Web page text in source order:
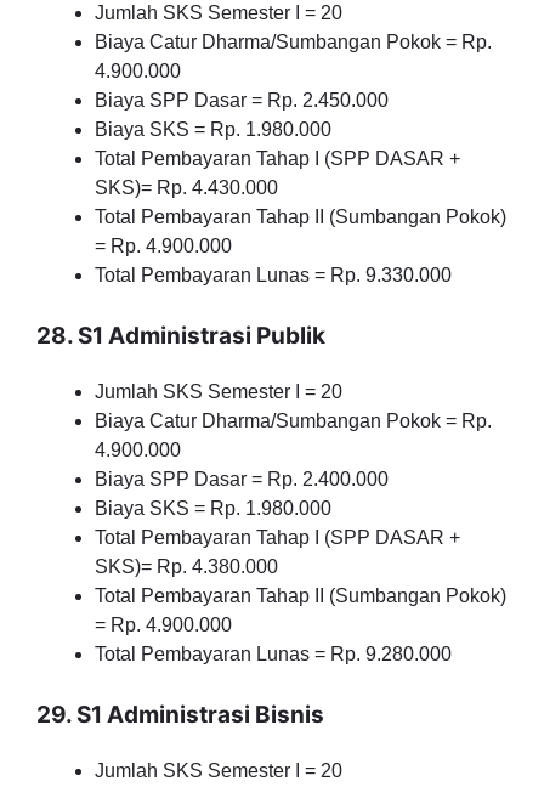
Jumlah SKS Semester I = 20
Biaya Catur Dharma/Sumbangan Pokok = Rp.
4.900.000
Biaya SPP Dasar = Rp. 2.450.000
Biaya SKS = Rp. 1.980.000
Total Pembayaran Tahap I (SPP DASAR +
SKS)= Rp. 4.430.000
Total Pembayaran Tahap II (Sumbangan Pokok)
= Rp. 4.900.000
Total Pembayaran Lunas = Rp. 9.330.000
28. S1 Administrasi Publik
Jumlah SKS Semester I = 20
Biaya Catur Dharma/Sumbangan Pokok = Rp.
4.900.000
Biaya SPP Dasar = Rp. 2.400.000
Biaya SKS = Rp. 1.980.000
Total Pembayaran Tahap I (SPP DASAR +
SKS)= Rp. 4.380.000
Total Pembayaran Tahap II (Sumbangan Pokok)
= Rp. 4.900.000
Total Pembayaran Lunas = Rp. 9.280.000
29. S1 Administrasi Bisnis
Jumlah SKS Semester I = 20